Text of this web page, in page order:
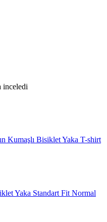
inceledi
Kumaşlı Bisiklet Yaka T-shirt
Yaka Standart Fit Normal